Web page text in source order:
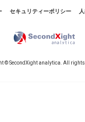
セキュリティーポリシー
© SecondXight analytica. All rights